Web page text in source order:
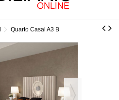
Quarto Casal A3 B